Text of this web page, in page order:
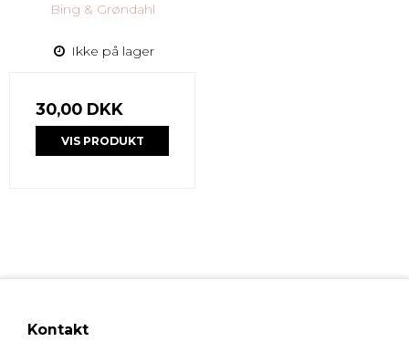
Bing & Grøndahl
Ikke på lager
30,00 DKK
VIS PRODUKT
Kontakt